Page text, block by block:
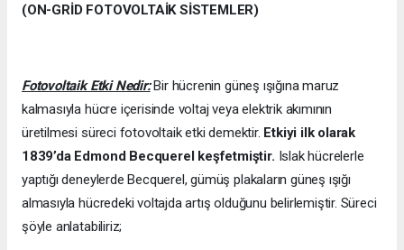
(ON-GRİD FOTOVOLTAİK SİSTEMLER)
Fotovoltaik Etki Nedir:Bir hücrenin güneş ışığına maruz
kalmasıyla hücre içerisinde voltaj veya elektrik akımının
üretilmesi süreci fotovoltaik etki demektir. Etkiyi ilk olarak
1839’da Edmond Becquerel keşfetmiştir. Islak hücrelerle
yaptığı deneylerde Becquerel, gümüş plakaların güneş ışığı
almasıyla hücredeki voltajda artış olduğunu belirlemiştir. Süreci
şöyle anlatabiliriz;